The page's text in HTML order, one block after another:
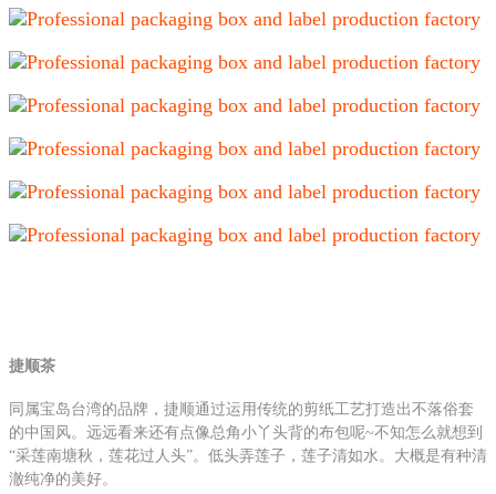
捷顺茶
同属宝岛台湾的品牌，捷顺通过运用传统的剪纸工艺打造出不落俗套
的中国风。远远看来还有点像总角小丫头背的布包呢~不知怎么就想到
“采莲南塘秋，莲花过人头”。低头弄莲子，莲子清如水。大概是有种清
澈纯净的美好。